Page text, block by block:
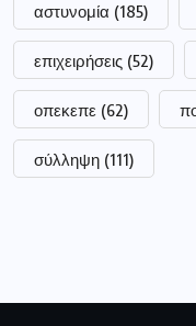
αστυνομία (185)
επιχειρήσεις (52)
οπεκεπε (62)
σύλληψη (111)